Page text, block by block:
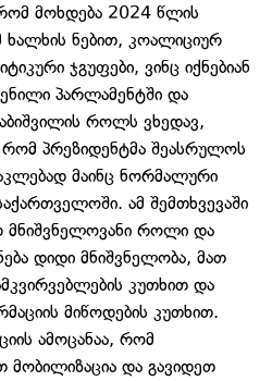
მოხდება 2024 წლის
ხალხის ნებით, კოალიციურ
ჯგუფები, ვინც იქნებიან
პარლამენტში და
როლს ვხედავ,
პრეზიდენტმა შეასრულოს
მაინც ნორმალური
ამ შემთხვევაში
მნიშვნელოვანი როლი და
დიდი მნიშვნელობა, მათ
კუთხით და
მიწოდების კუთხით.
ამოცანაა, რომ
მობილიზაცია და გავიდეთ